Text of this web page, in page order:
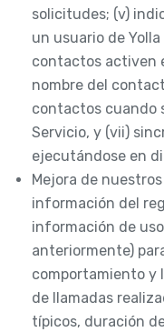
solicitudes; (v)
un usuario de
contactos activen
nombre del
contactos cuando
Servicio, y (vii)
ejecutándose en
Mejora de
información del
información de
anteriormente)
comportamiento y
de llamadas
típicos, duración